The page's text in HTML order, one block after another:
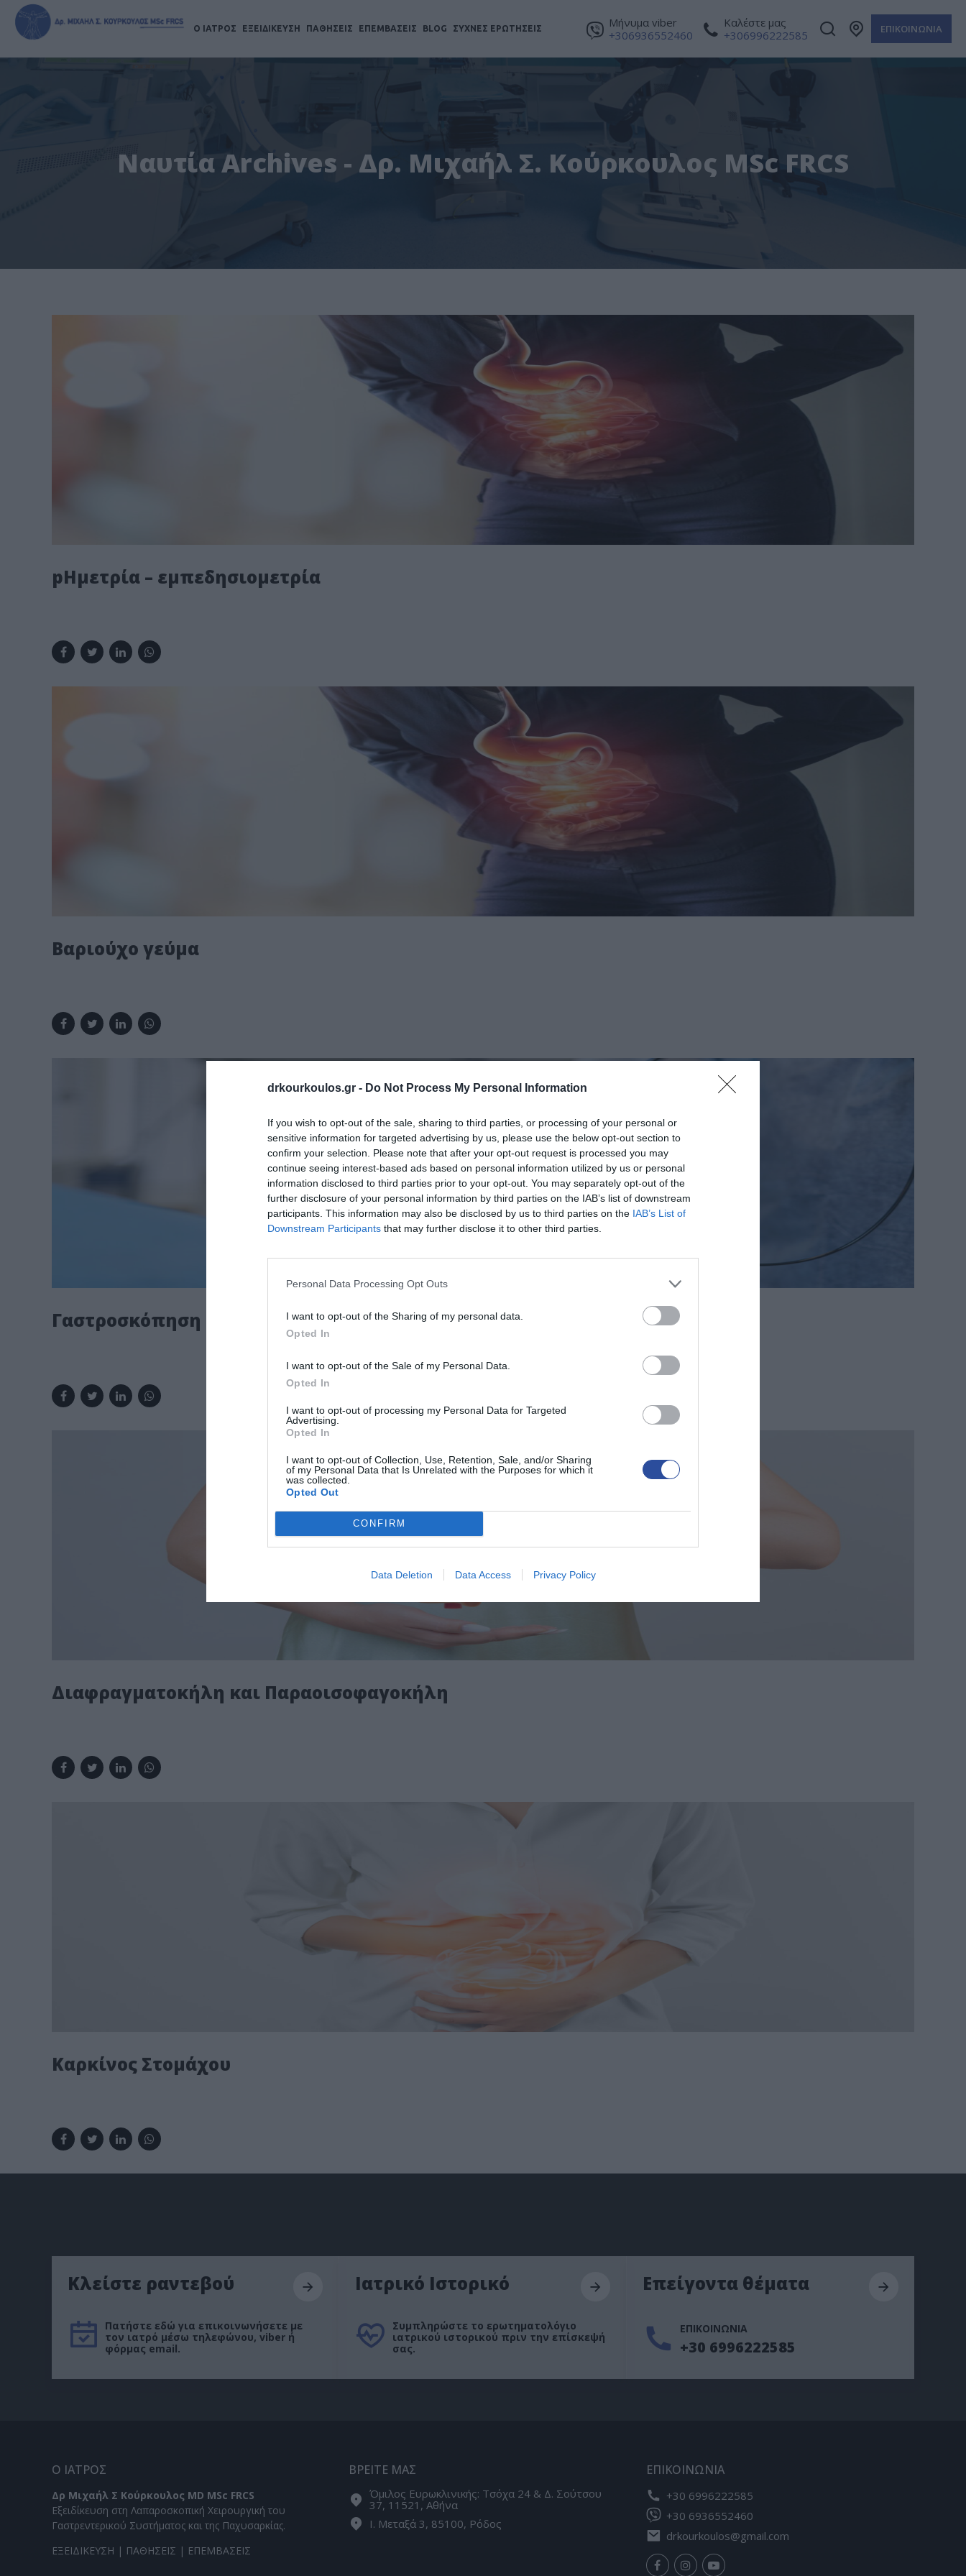
drkourkoulos.gr - Do Not Process My Personal Information
If you wish to opt-out of the sale, sharing to third parties, or processing of your personal or
sensitive information for targeted advertising by us, please use the below opt-out section to
confirm your selection. Please note that after your opt-out request is processed you may
continue seeing interest-based ads based on personal information utilized by us or personal
information disclosed to third parties prior to your opt-out. You may separately opt-out of the
further disclosure of your personal information by third parties on the IAB’s list of downstream
participants. This information may also be disclosed by us to third parties on the IAB’s List of
Downstream Participants that may further disclose it to other third parties.
Personal Data Processing Opt Outs
I want to opt-out of the Sharing of my personal data.
Opted In
I want to opt-out of the Sale of my Personal Data.
Opted In
I want to opt-out of processing my Personal Data for Targeted
Advertising.
Opted In
I want to opt-out of Collection, Use, Retention, Sale, and/or Sharing
of my Personal Data that Is Unrelated with the Purposes for which it
was collected.
Opted Out
CONFIRM
Data Deletion Data Access Privacy Policy
Μήνυμα viber
+306936552460
Καλέστε μας
+306996222585
ΕΠΙΚΟΙΝΩΝΙΑ
Ο ΙΑΤΡΟΣ ΕΞΕΙΔΙΚΕΥΣΗ ΠΑΘΗΣΕΙΣ ΕΠΕΜΒΑΣΕΙΣ BLOG ΣΥΧΝΕΣ ΕΡΩΤΗΣΕΙΣ
Ναυτία Archives - Δρ. Μιχαήλ Σ. Κούρκουλος MSc FRCS
pHμετρία – εμπεδησιομετρία
Βαριούχο γεύμα
Γαστροσκόπηση
Διαφραγματοκήλη και Παραοισοφαγοκήλη
Καρκίνος Στομάχου
Κλείστε ραντεβού
Πατήστε εδώ για επικοινωνήσετε με
τον ιατρό μέσω τηλεφώνου, viber ή
φόρμας email.
Ιατρικό Ιστορικό
Συμπληρώστε το ερωτηματολόγιο
ιατρικού ιστορικού πριν την επίσκεψή
σας.
Επείγοντα θέματα
ΕΠΙΚΟΙΝΩΝΙΑ
+30 6996222585
Ο ΙΑΤΡΟΣ
Δρ Μιχαήλ Σ Κούρκουλος MD MSc FRCS
Εξειδίκευση στη Λαπαροσκοπική Χειρουργική του
Γαστρεντερικού Συστήματος και της Παχυσαρκίας.
ΕΞΕΙΔΙΚΕΥΣΗ | ΠΑΘΗΣΕΙΣ | ΕΠΕΜΒΑΣΕΙΣ
ΒΡΕΙΤΕ ΜΑΣ
Όμιλος Ευρωκλινικής: Τσόχα 24 & Δ. Σούτσου
37, 11521, Αθήνα
Ι. Μεταξά 3, 85100, Ρόδος
ΕΠΙΚΟΙΝΩΝΙΑ
+30 6996222585
+30 6936552460
drkourkoulos@gmail.com